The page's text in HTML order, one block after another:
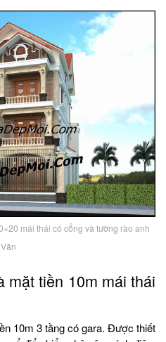
mái thái có cổng và tường rào anh
Văn
mặt tiền 10m mái thái
10m 3 tầng có gara. Được thiết